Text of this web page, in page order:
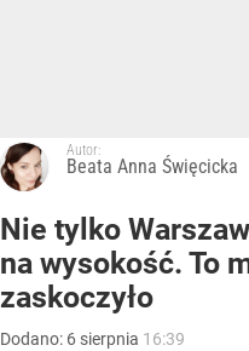
Autor:
Beata Anna Święcicka
Nie tylko
na wysokość. To
zaskoczyło
Dodano: 6 sierpnia 16:39